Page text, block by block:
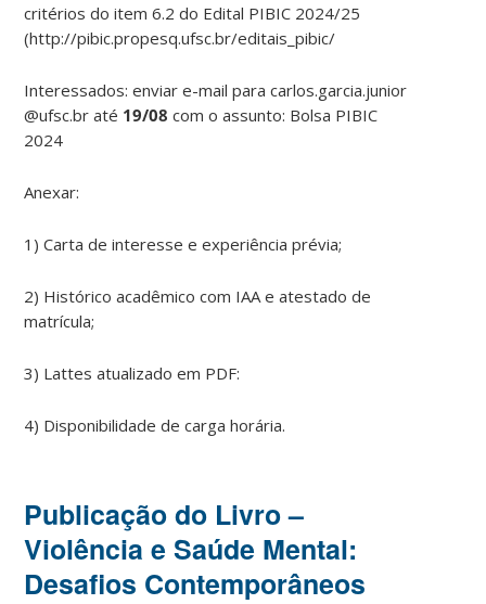
critérios do item 6.2 do Edital PIBIC 2024/25
(http://pibic.propesq.ufsc.br/editais_pibic/
Interessados: enviar e-mail para carlos.garcia.junior
@ufsc.br até 19/08 com o assunto: Bolsa PIBIC
2024
Anexar:
1) Carta de interesse e experiência prévia;
2) Histórico acadêmico com IAA e atestado de
matrícula;
3) Lattes atualizado em PDF:
4) Disponibilidade de carga horária.
Publicação do Livro –
Violência e Saúde Mental:
Desafios Contemporâneos